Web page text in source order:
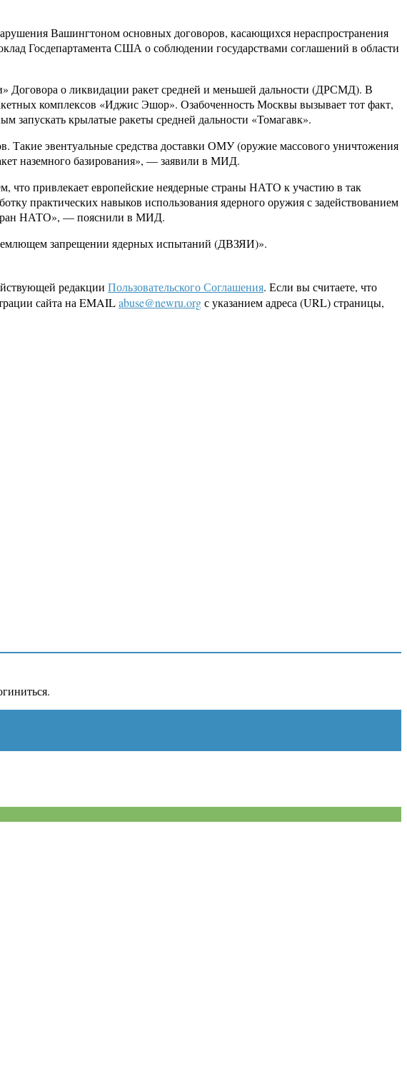
Вашингтоном основных договоров, касающихся нераспространения
Госдепартамента США о соблюдении государствами соглашений в области
о ликвидации ракет средней и меньшей дальности (ДРСМД). В
комплексов «Иджис Эшор». Озабоченность Москвы вызывает тот факт,
запускать крылатые ракеты средней дальности «Томагавк».
эвентуальные средства доставки ОМУ (оружие массового уничтожения
наземного базирования», — заявили в МИД.
привлекает европейские неядерные страны НАТО к участию в так
практических навыков использования ядерного оружия с задействованием
НАТО», — пояснили в МИД.
запрещении ядерных испытаний (ДВЗЯИ)».
редакции Пользовательского Соглашения. Если вы считаете, что
сайта на EMAILabuse@newru.orgс указанием адреса (URL) страницы,